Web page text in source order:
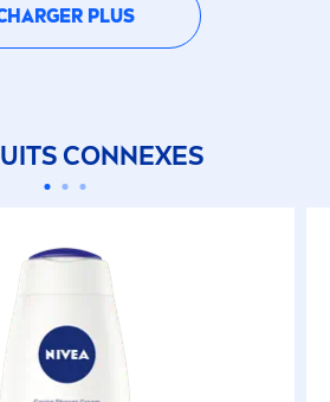
PLUS
CONNEXES